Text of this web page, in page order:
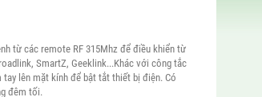
từ các remote RF 315Mhz để điều khiển từ
SmartZ, Geeklink...Khác với công tắc
lên mặt kính để bật tắt thiết bị điện. Có
đêm tối.